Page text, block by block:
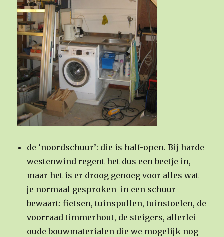
de ‘noordschuur’: die is half-open. Bij harde
westenwind regent het dus een beetje in,
maar het is er droog genoeg voor alles wat
je normaal gesproken in een schuur
bewaart: fietsen, tuinspullen, tuinstoelen, de
voorraad timmerhout, de steigers, allerlei
oude bouwmaterialen die we mogelijk nog